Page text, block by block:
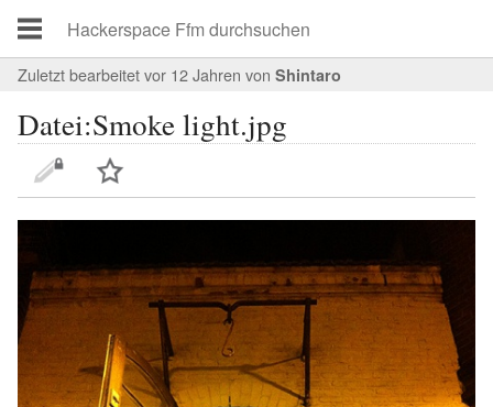
Zuletzt bearbeitet vor 12 Jahren von Shintaro
Datei:Smoke light.jpg